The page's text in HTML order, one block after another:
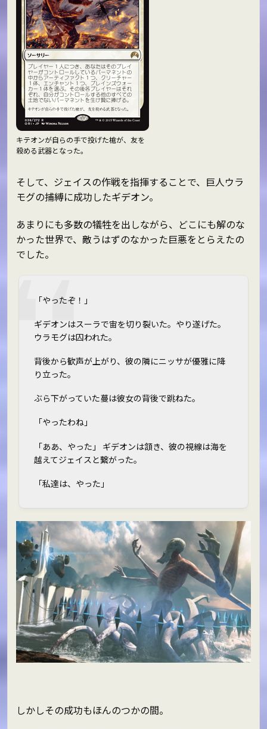
キテオンが自らの手で投げた槍が、友を
殺める武器となった。
そして、ジェイスの作戦を指揮することで、巨人ウラ
モグの捕縛に成功したギデオン。
あまりにも多数の犠牲を出しながら、どこにも解のな
かった世界で、敵うはずのなかった巨悪をとらえたの
でした。
「やったぞ！」
ギデオンはスーラで宙を切り裂いた。やり遂げた。
ウラモグは囚われた。
背後から歓声が上がり、彼の隣にニッサが優雅に降
り立った。
ぶら下がっていた蔓は彼女の背後で跳ねた。
「やったわね」
「ああ、やった」 ギデオンは頷き、彼の視線は海を
越えてジェイスと繋がった。
「私達は、やった」
しかしその成功もほんのつかの間。